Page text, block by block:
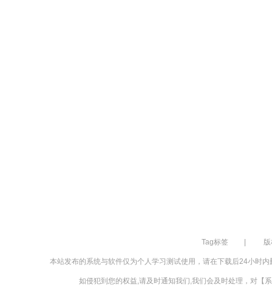
Tag标签
本站发布的系统与软件仅为个人学习测试使用，请在下载后24小时
如侵犯到您的权益,请及时通知我们,我们会及时处理，对【